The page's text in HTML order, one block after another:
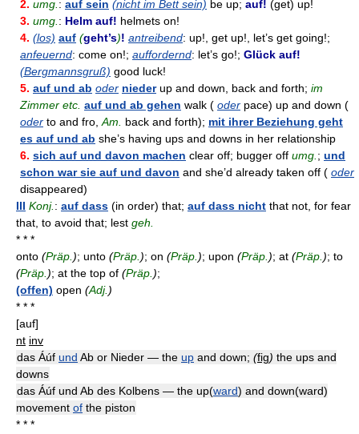
2. umg. : auf sein (nicht im Bett sein) be up; auf! (get) up!
3. umg. : Helm auf! helmets on!
4. (los) auf (geht’s)! antreibend: up!, get up!, let’s get going!;
anfeuernd: come on!; auffordernd: let’s go!; Glück auf!
(Bergmannsgruß) good luck!
5. auf und ab oder niederup and down, back and forth; im
Zimmer etc. auf und ab gehen walk ( oder pace) up and down (
oder to and fro, Am. back and forth); mit ihrer Beziehung geht
es auf und ab she’s having ups and downs in her relationship
6. sich auf und davon machen clear off; bugger off umg. ; und
schon war sie auf und davon and she’d already taken off ( oder
disappeared)
III Konj. : auf dass (in order) that; auf dass nicht that not, for fear
that, to avoid that; lest geh.
* * *
onto (Präp. ); unto (Präp. ); on (Präp. ); upon (Präp. ); at (Präp. ); to
(Präp. ); at the top of (Präp. );
(offen) open (Adj. )
* * *
[auf]
nt inv
das Áúf und Ab or Nieder — the up and down; (fig) the ups and
downs
das Áúf und Ab des Kolbens — the up(ward) and down(ward)
movement of the piston
* * *